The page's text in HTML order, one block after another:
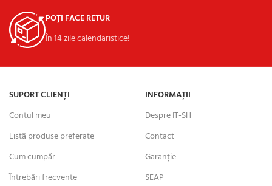
POȚI FACE RETUR
În 14 zile calendaristice!
SUPORT CLIENȚI
Contul meu
Listă produse preferate
Cum cumpăr
Întrebări frecvente
INFORMAȚII
Despre IT-SH
Contact
Garanție
SEAP